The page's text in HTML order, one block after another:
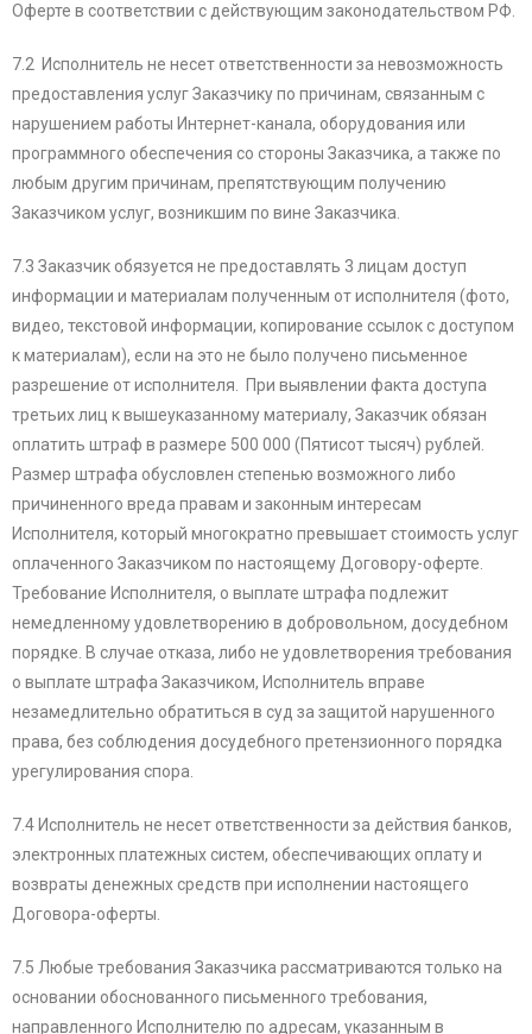
Оферте в соответствии с действующим законодательством РФ.
7.2 Исполнитель не несет ответственности за невозможность
предоставления услуг Заказчику по причинам, связанным с
нарушением работы Интернет-канала, оборудования или
программного обеспечения со стороны Заказчика, а также по
любым другим причинам, препятствующим получению
Заказчиком услуг, возникшим по вине Заказчика.
7.3 Заказчик обязуется не предоставлять 3 лицам доступ
информации и материалам полученным от исполнителя (фото,
видео, текстовой информации, копирование ссылок с доступом
к материалам), если на это не было получено письменное
разрешение от исполнителя. При выявлении факта доступа
третьих лиц к вышеуказанному материалу, Заказчик обязан
оплатить штраф в размере 500 000 (Пятисот тысяч) рублей.
Размер штрафа обусловлен степенью возможного либо
причиненного вреда правам и законным интересам
Исполнителя, который многократно превышает стоимость услуг
оплаченного Заказчиком по настоящему Договору-оферте.
Требование Исполнителя, о выплате штрафа подлежит
немедленному удовлетворению в добровольном, досудебном
порядке. В случае отказа, либо не удовлетворения требования
о выплате штрафа Заказчиком, Исполнитель вправе
незамедлительно обратиться в суд за защитой нарушенного
права, без соблюдения досудебного претензионного порядка
урегулирования спора.
7.4 Исполнитель не несет ответственности за действия банков,
электронных платежных систем, обеспечивающих оплату и
возвраты денежных средств при исполнении настоящего
Договора-оферты.
7.5 Любые требования Заказчика рассматриваются только на
основании обоснованного письменного требования,
направленного Исполнителю по адресам, указанным в